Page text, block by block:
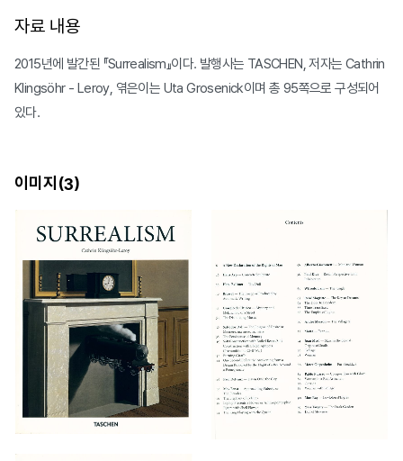
자료 내용
2015년에 발간된 『Surrealism』이다. 발행사는 TASCHEN, 저자는 Cathrin
Klingsöhr - Leroy, 엮은이는 Uta Grosenick이며 총 95쪽으로 구성되어
있다.
이미지(3)